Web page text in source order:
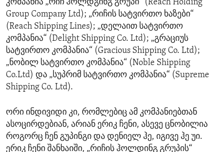
კომპანია „რიჩ ჰოლდგინგ გრუპი“ (Reach Holding
Group Company Ltd); „რიჩის სატვირთო ხაზები“
(Reach Shipping Lines); „დელაით სატვირთო
კომპანია“ (Delight Shipping Co. Ltd); „გრაციუს
სატვირთო კომპანია“ (Gracious Shipping Co. Ltd);
„ნობილ სატვირთო კომპანია“ (Noble Shipping
Co.Ltd) და „სუპრიმ სატვირთო კომპანია“ (Supreme
Shipping Co. Ltd).
ორი ინდივიდი კი, რომლებიც ამ კომპანიებთან
ასოცირდებიან, არიან ერიკ ჩენი, ასევე ცნობილია
როგორც ჩენ გუპინგი და დენიელ ჰე, იგივე ჰე უი.
ერიკ ჩენი შანხაიში, „რიჩის ჰოლდინგ გრუპის“